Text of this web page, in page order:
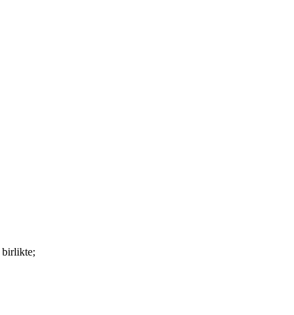
birlikte;